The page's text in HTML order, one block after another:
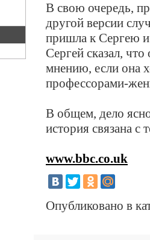
В свою очередь,
другой версии
пришла к Сергею
Сергей сказал,
мнению, если она
профессорами-
В общем, дело
история связана с
www.bbc.co.uk
Опубликовано в